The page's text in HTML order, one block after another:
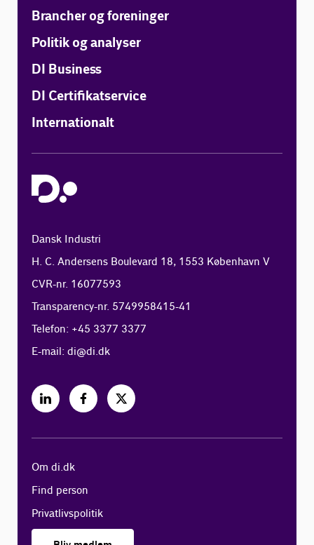
Brancher og foreninger
Politik og analyser
DI Business
DI Certifikatservice
Internationalt
Dansk Industri
H. C. Andersens Boulevard 18, 1553 København V
CVR-nr. 16077593
Transparency-nr. 5749958415-41
Telefon: +45 3377 3377
E-mail:di@di.dk
Om di.dk
Find person
Privatlivspolitik